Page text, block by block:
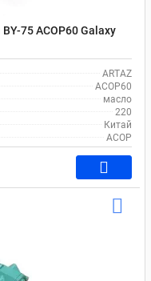
75 ACOP60 Galaxy
ARTAZ
ACOP60
масло
220
Китай
ACOP